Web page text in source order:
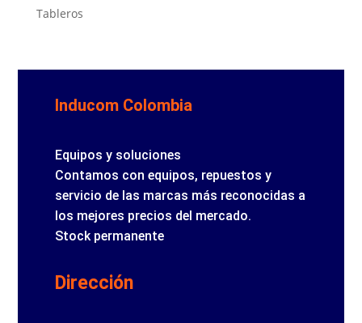
Tableros
Inducom Colombia
Equipos y soluciones
Contamos con equipos, repuestos y
servicio de las marcas más reconocidas a
los mejores precios del mercado.
Stock permanente
Dirección